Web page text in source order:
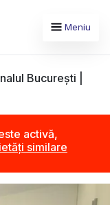
Meniu
București |
activă,
similare